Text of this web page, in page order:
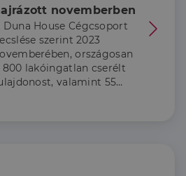
novemberben
Duna House Cégcsoport
szerint 2023
országosan
800 lakóingatlan cserélt
valamint 55
Domain
Lejárat Leírás
LinkedIn
Corporation
.linkedin.com
5
hónap
4 hét
A cookie-k nem
alapvető célokra
történő